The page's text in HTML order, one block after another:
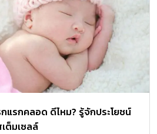
คหัวใจในเด็กสามารถแบ่งออกเป็น 2
รแต่กำเนิด ซึ่งเกิดจากโครงสร้างหัวใจ
ชนิดเขียวและไม่เขียว และโรคหัวใจที่
ซากิ ไข้รูมาติก และกล้ามเนื้อหัวใจ
นแรงจนนำไปสู่ภาวะหัวใจวายเฉียบพลัน
วใจในเด็กจากอาการเหนื่อยง่าย หายใจ
หนื่อยจนตัวเขียวคล้ำบริเวณริมฝีปาก
การน้ำหนักไม่ขึ้นตามเกณฑ์ เลี้ยงไม่โต
ผิดปกติบริเวณศีรษะ และมีเสียงหัวใจ
แรกคลอด ดีไหม? รู้จักประโยชน์
ต็มเซลล์